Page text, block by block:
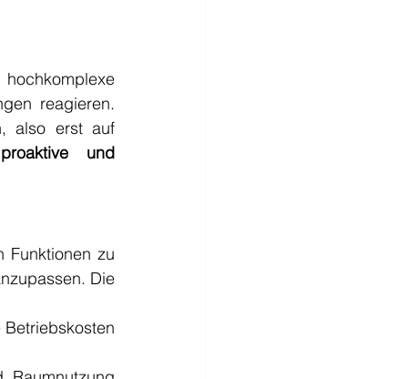
reagieren.
also erst auf
und
Funktionen zu
Die